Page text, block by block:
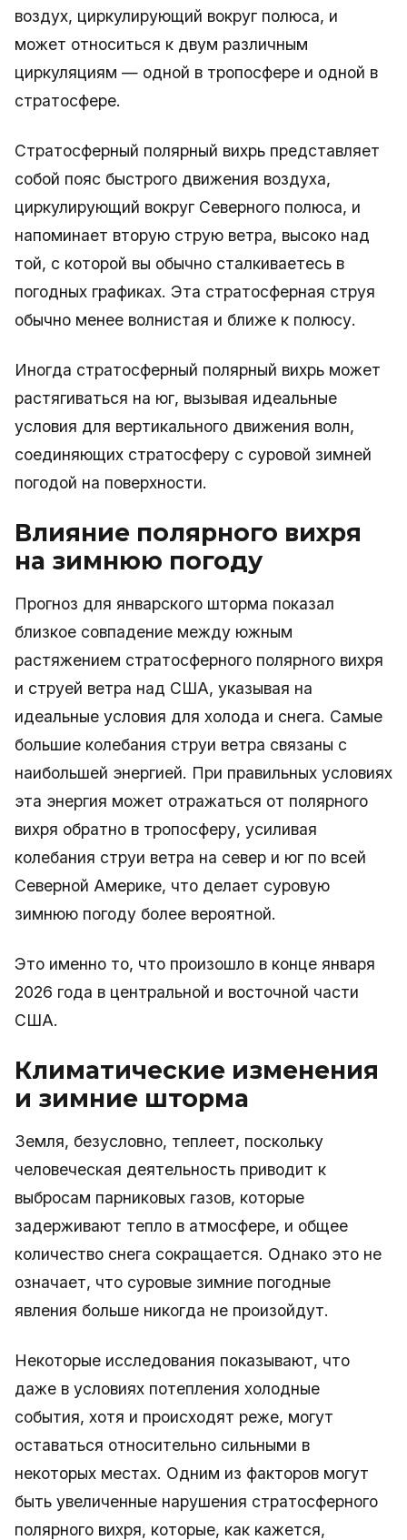
воздух, циркулирующий вокруг полюса, и
может относиться к двум различным
циркуляциям — одной в тропосфере и одной в
стратосфере.
Стратосферный полярный вихрь представляет
собой пояс быстрого движения воздуха,
циркулирующий вокруг Северного полюса, и
напоминает вторую струю ветра, высоко над
той, с которой вы обычно сталкиваетесь в
погодных графиках. Эта стратосферная струя
обычно менее волнистая и ближе к полюсу.
Иногда стратосферный полярный вихрь может
растягиваться на юг, вызывая идеальные
условия для вертикального движения волн,
соединяющих стратосферу с суровой зимней
погодой на поверхности.
Влияние полярного вихря
на зимнюю погоду
Прогноз для январского шторма показал
близкое совпадение между южным
растяжением стратосферного полярного вихря
и струей ветра над США, указывая на
идеальные условия для холода и снега. Самые
большие колебания струи ветра связаны с
наибольшей энергией. При правильных условиях
эта энергия может отражаться от полярного
вихря обратно в тропосферу, усиливая
колебания струи ветра на север и юг по всей
Северной Америке, что делает суровую
зимнюю погоду более вероятной.
Это именно то, что произошло в конце января
2026 года в центральной и восточной части
США.
Климатические изменения
и зимние шторма
Земля, безусловно, теплеет, поскольку
человеческая деятельность приводит к
выбросам парниковых газов, которые
задерживают тепло в атмосфере, и общее
количество снега сокращается. Однако это не
означает, что суровые зимние погодные
явления больше никогда не произойдут.
Некоторые исследования показывают, что
даже в условиях потепления холодные
события, хотя и происходят реже, могут
оставаться относительно сильными в
некоторых местах. Одним из факторов могут
быть увеличенные нарушения стратосферного
полярного вихря, которые, как кажется,